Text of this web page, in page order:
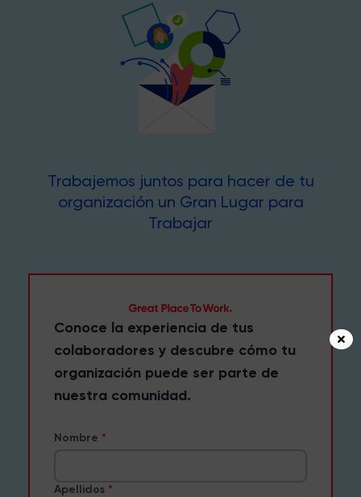
Trabajemos juntos para hacer de tu
organización un Gran Lugar para
Trabajar
Conoce la experiencia de tus
colaboradores y descubre cómo tu
organización puede ser parte de
nuestra comunidad.
Nombre
Apellidos